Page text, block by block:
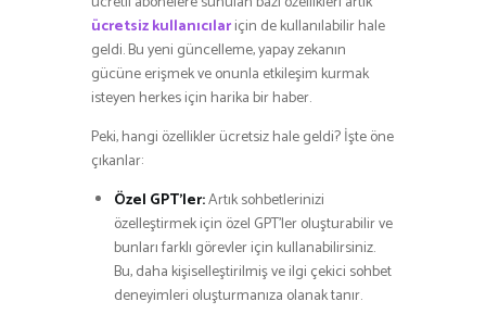
ücretsiz kullanıcılariçin de kullanılabilir hale
geldi. Bu yeni güncelleme, yapay zekanın
gücüne erişmek ve onunla etkileşim kurmak
isteyen herkes için harika bir haber.
Peki, hangi özellikler ücretsiz hale geldi? İşte öne
çıkanlar:
Özel GPT’ler:Artık sohbetlerinizi
özelleştirmek için özel GPT’ler oluşturabilir ve
bunları farklı görevler için kullanabilirsiniz.
Bu, daha kişiselleştirilmiş ve ilgi çekici sohbet
deneyimleri oluşturmanıza olanak tanır.